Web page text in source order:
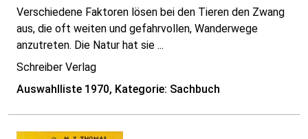
Verschiedene Faktoren lösen bei den Tieren den Zwang
aus, die oft weiten und gefahrvollen, Wanderwege
anzutreten. Die Natur hat sie ...
Schreiber Verlag
Auswahlliste 1970, Kategorie: Sachbuch